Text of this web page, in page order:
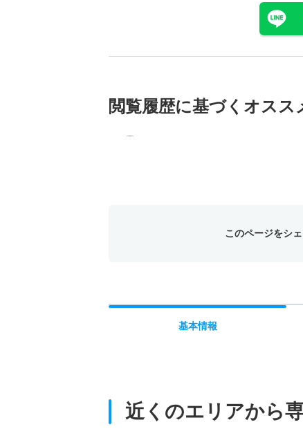
閲覧履歴に基づく オスス
このページをシ
基本情報
近くのエリアから